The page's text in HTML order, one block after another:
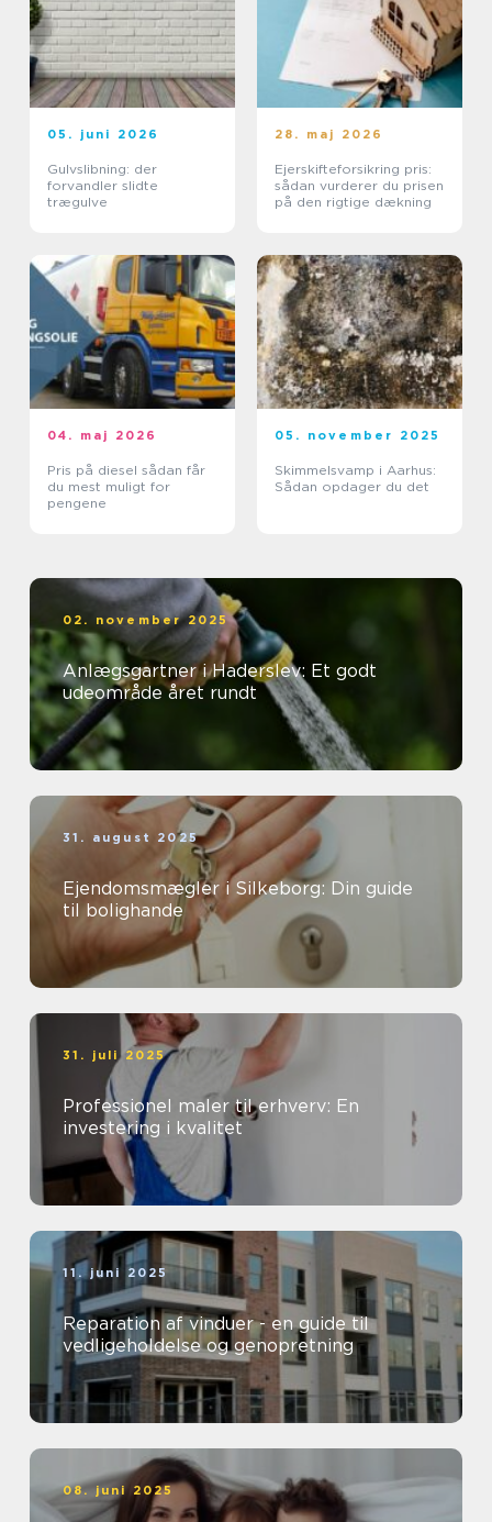
05. juni 2026
Gulvslibning: der
forvandler slidte
trægulve
28. maj 2026
Ejerskifteforsikring pris:
sådan vurderer du prisen
på den rigtige dækning
04. maj 2026
Pris på diesel sådan får
du mest muligt for
pengene
05. november 2025
Skimmelsvamp i Aarhus:
Sådan opdager du det
02. november 2025
Anlægsgartner i Haderslev: Et godt
udeområde året rundt
31. august 2025
Ejendomsmægler i Silkeborg: Din guide
til bolighande
31. juli 2025
Professionel maler til erhverv: En
investering i kvalitet
11. juni 2025
Reparation af vinduer - en guide til
vedligeholdelse og genopretning
08. juni 2025